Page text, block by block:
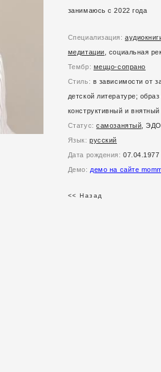
занимаюсь с 2022 года
Специализация:
медитации , социальная
Тембр: меццо-сопрано
Стиль: в зависимости от
детской литературе;
конструктивный и
Статус:самозанятый , ЭДО
Язык:русский
Дата рождения:07.04.1977
Демо: демо на сайте
<< Назад